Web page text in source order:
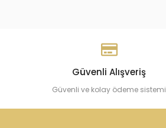
Güvenli Alışveriş
Güvenli ve kolay ödeme sistemi